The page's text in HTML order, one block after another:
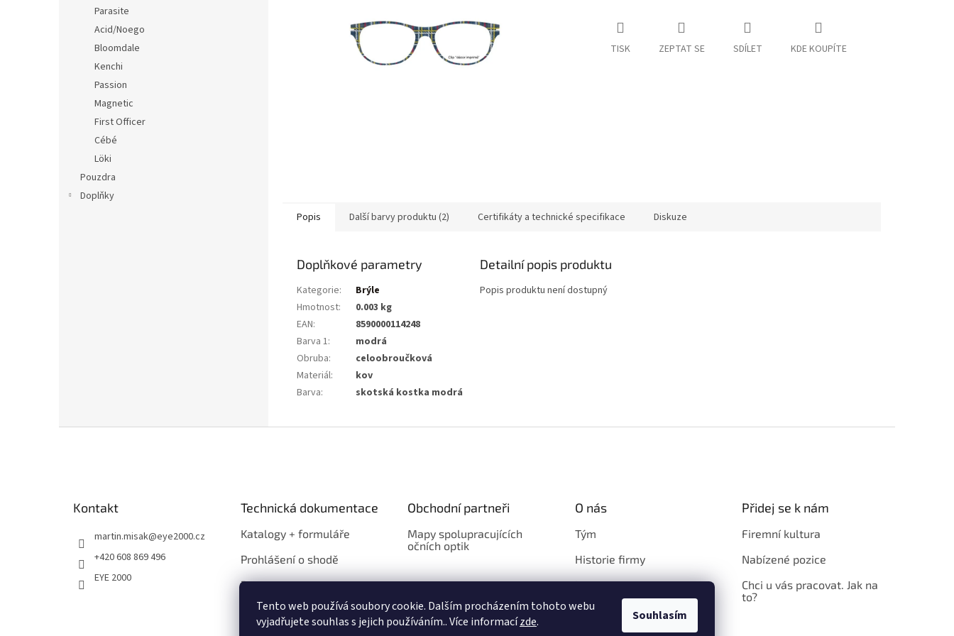
Tento web používá soubory cookie. Dalším procházením tohoto webu
vyjadřujete souhlas s jejich používáním.. Více informacízde. Souhlasím
Parasite
Acid/Noego
Bloomdale
Kenchi
Passion
Magnetic
First Officer
Cébé
Löki
Pouzdra
Doplňky
TISK ZEPTAT SE SDÍLET KDE KOUPÍTE
Popis Další barvy produktu (2) Certifikáty a technické specifikace Diskuze
Doplňkové parametry
Kategorie:
Brýle
Hmotnost:
0.003 kg
EAN:
8590000114248
Barva 1:
modrá
Obruba:
celoobroučková
Materiál:
kov
Barva: skotská kostka modrá
Detailní popis produktu
Popis produktu není dostupný
Kontakt
martin.misak@eye2000.cz
+420 608 869 496
EYE 2000
Technická dokumentace
Katalogy + formuláře
Prohlášení o shodě
Propagace
Obchodní partneři
Mapy spolupracujících
očních optik
O nás
Tým
Historie firmy
Loga
Přidej se k nám
Firemní kultura
Nabízené pozice
Chci u vás pracovat. Jak na
to?